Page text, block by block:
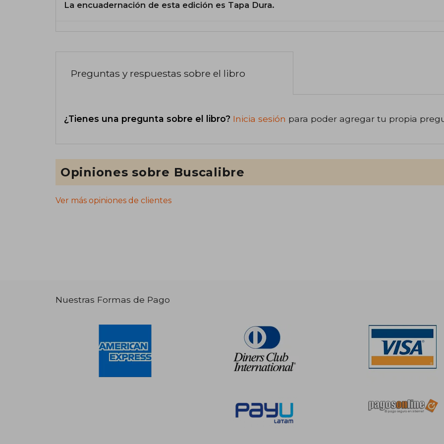
La encuadernación de esta edición es Tapa Dura.
Preguntas y respuestas sobre el libro
¿Tienes una pregunta sobre el libro? Inicia sesión para poder agregar tu propia
Opiniones sobre Buscalibre
Ver más opiniones de clientes
Nuestras Formas de Pago